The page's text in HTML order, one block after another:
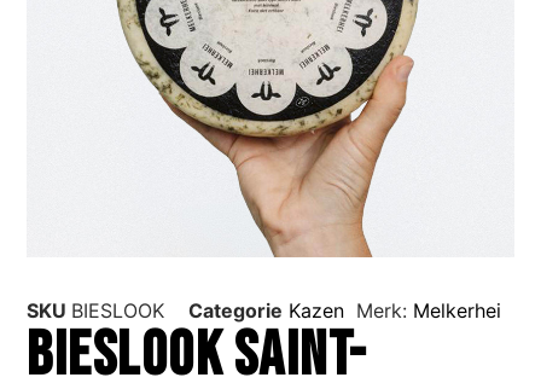
SKU BIESLOOK Categorie Kazen Merk: Melkerhei
Bieslook Saint-